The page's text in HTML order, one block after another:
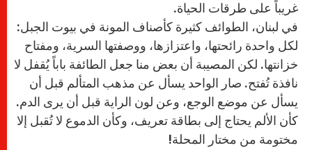
غريباً على طرقات الحياة.
في لبنان، الطوائف كثيرة كأصناف المونة في بيوت الجبل:
لكل واحدة رائحتها، واعتزازها، ووصفتها السرية، ومفتاح
خزانتها. لكن المصيبة أن بعض منا جعل الطائفة باباً يُقفل لا
نافذة تُفتح. صار الواحد يسأل عن مذهب المتألم قبل أن
يسأل عن موضع الوجع، وعن لون الراية قبل أن يرى الدم.
كأن الألم يحتاج إلى بطاقة تعريف، وكأن الدموع لا تُقبل إلا
مختومة من مختار المحلة!